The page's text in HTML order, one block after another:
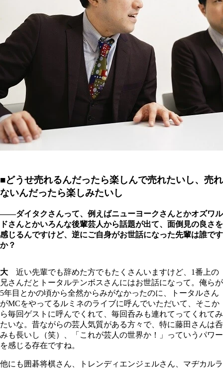
■どうせ売れるんだったら楽しんで売れたいし、売れ
ないんだったら楽しみたいし
――ダイタクさんって、例えばニューヨークさんとかオズワル
ドさんとかいろんな後輩芸人から話題が出て、面倒見の良さを
感じるんですけど、逆にご自身がお世話になった先輩は誰です
か？
大 近い先輩でも辞めた方でもたくさんいますけど、1番上の
兄さんだとトータルテンボスさんにはお世話になって。俺らが
5年目とかの頃から全然からみがなかったのに、トータルさん
がMCをやってるルミネのライブに呼んでいただいて、そこか
ら毎回ゲストに呼んでくれて、毎回呑みも連れてってくれてみ
たいな。昔ながらの芸人気質がある方々で、特に藤田さんは呑
みも長いし（笑）、「これが芸人の世界か！」っていうパワー
を感じる存在ですね。
他にも囲碁将棋さん、トレンディエンジェルさん、マヂカルラ